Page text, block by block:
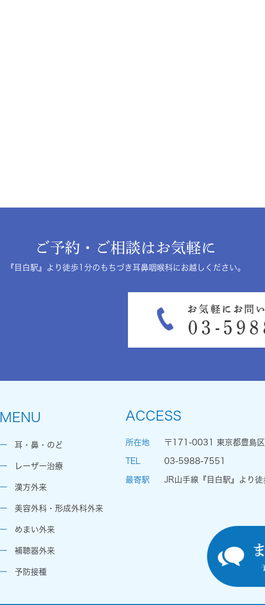
ご予約・ご相談はお気軽に
『目白駅』より徒歩1分のもちづき耳鼻咽喉科にお越しください。
MENU
耳・鼻・のど
レーザー治療
漢方外来
美容外科・形成外科外来
めまい外来
補聴器外来
予防接種
ACCESS
所在地 〒171-0031 東京都豊島
TEL 03-5988-7551
最寄駅 JR山手線『目白駅』より